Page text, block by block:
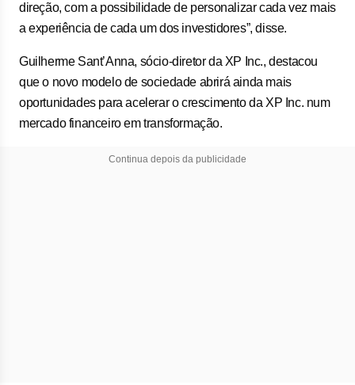
direção, com a possibilidade de personalizar cada vez mais
a experiência de cada um dos investidores”, disse.
Guilherme Sant’Anna, sócio-diretor da XP Inc., destacou
que o novo modelo de sociedade abrirá ainda mais
oportunidades para acelerar o crescimento da XP Inc. num
mercado financeiro em transformação.
Continua depois da publicidade